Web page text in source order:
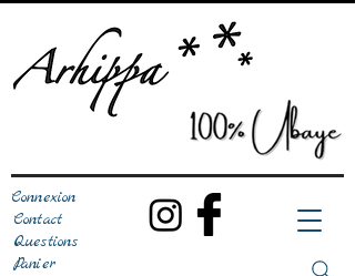
Connexion
Contact
Questions
Panier